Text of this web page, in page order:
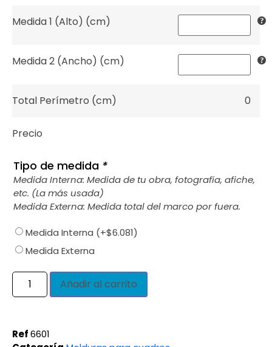
Medida 1 (Alto) (cm)
Medida 2 (Ancho) (cm)
Total Perímetro (cm) 0
Precio
Tipo de medida *
Medida Interna: Medida de tu obra, fotografía, afiche,
etc. (La más usada)
Medida Externa: Medida total del marco por fuera.
Medida Interna (+$6.081)
Medida Externa
Añadir al carrito
Ref6601